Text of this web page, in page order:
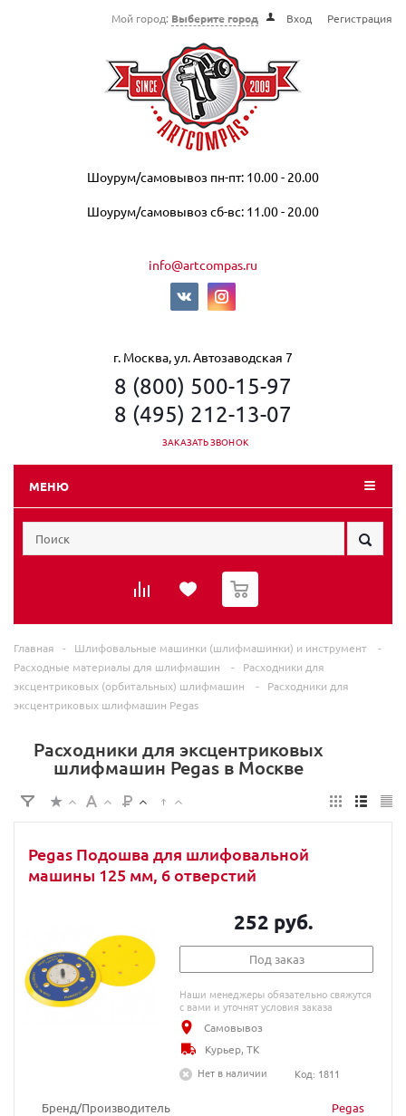
Мой город: Выберите город Вход Регистрация
Шоурум/самовывоз пн-пт: 10.00 - 20.00
Шоурум/самовывоз сб-вс: 11.00 - 20.00
info@artcompas.ru
г. Москва, ул. Автозаводская 7
8 (800) 500-15-97
8 (495) 212-13-07
ЗАКАЗАТЬ ЗВОНОК
МЕНЮ
0
Главная - Шлифовальные машинки (шлифмашинки) и инструмент
-
Расходные материалы для шлифмашин
-
Расходники для
эксцентриковых (орбитальных) шлифмашин
-
Расходники для
эксцентриковых шлифмашин Pegas
Расходники для эксцентриковых
шлифмашин Pegas в Москве
Pegas Подошва для шлифовальной
машины 125 мм, 6 отверстий
Бренд/Производитель Pegas
252 руб.
Под заказ
Наши менеджеры обязательно свяжутся
с вами и уточнят условия заказа
Самовывоз
Курьер, ТК
Нет в наличии
Код: 1811